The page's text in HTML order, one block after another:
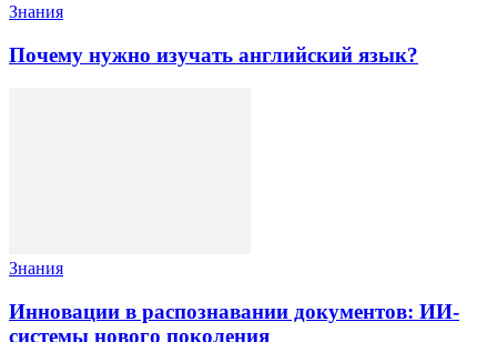
Знания
Почему нужно изучать английский язык?
Знания
Инновации в распознавании документов: ИИ-
системы нового поколения